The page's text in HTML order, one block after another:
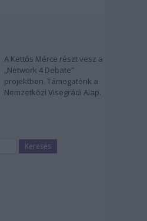
A Kettős Mérce részt vesz a
„Network 4 Debate”
projektben. Támogatónk a
Nemzetközi Visegrádi Alap.